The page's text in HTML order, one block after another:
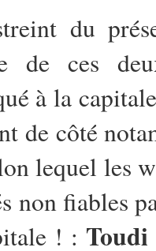
du
de ces
à la
de côté
lequel les
non fiables
! : Toudi